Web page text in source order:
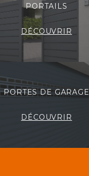
PORTAILS
DÉCOUVRIR
PORTES DE GARAGE
DÉCOUVRIR